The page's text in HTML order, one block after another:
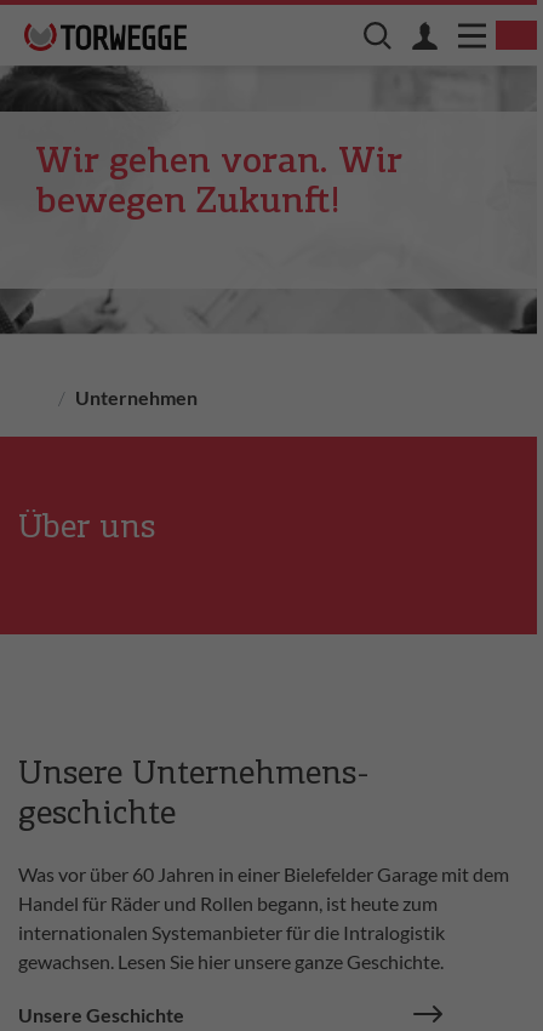
Wir gehen voran. Wir
bewegen Zukunft!
Unternehmen
Über uns
Unsere Unternehmens-
geschichte
Was vor über 60 Jahren in einer Bielefelder Garage mit dem
Handel für Räder und Rollen begann, ist heute zum
internationalen Systemanbieter für die Intralogistik
gewachsen. Lesen Sie hier unsere ganze Geschichte.
Unsere Geschichte